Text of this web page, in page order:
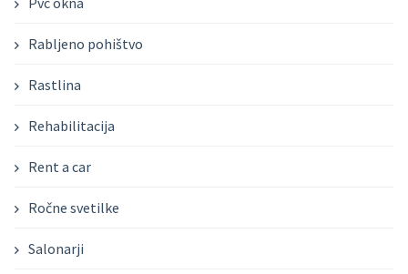
Rabljeno pohištvo
Rastlina
Rehabilitacija
Rent a car
Ročne svetilke
Salonarji